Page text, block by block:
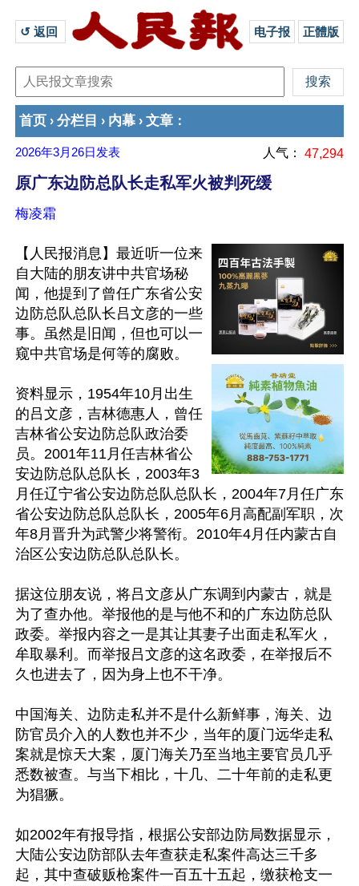
↺ 返回 电子报 正體版
首页 › 分栏目 › 内幕 › 文章 ：
2026年3月26日 发表 人气： 47,294
原广东边防总队长走私军火被判死缓
梅凌霜
【人民报消息】最近听一位来
自大陆的朋友讲中共官场秘
闻，他提到了曾任广东省公安
边防总队总队长吕文彦的一些
事。虽然是旧闻，但也可以一
窥中共官场是何等的腐败。
资料显示，1954年10月出生
的吕文彦，吉林德惠人，曾任
吉林省公安边防总队政治委
员。2001年11月任吉林省公
安边防总队总队长，2003年3
月任辽宁省公安边防总队总队长，2004年7月任广东
省公安边防总队总队长，2005年6月高配副军职，次
年8月晋升为武警少将警衔。2010年4月任内蒙古自
治区公安边防总队总队长。
据这位朋友说，将吕文彦从广东调到内蒙古，就是
为了查办他。举报他的是与他不和的广东边防总队
政委。举报内容之一是其让其妻子出面走私军火，
牟取暴利。而举报吕文彦的这名政委，在举报后不
久也进去了，因为身上也不干净。
中国海关、边防走私并不是什么新鲜事，海关、边
防官员介入的人数也并不少，当年的厦门远华走私
案就是惊天大案，厦门海关乃至当地主要官员几乎
悉数被查。与当下相比，十几、二十年前的走私更
为猖獗。
如2002年有报导指，根据公安部边防局数据显示，
大陆公安边防部队去年查获走私案件高达三千多
起，其中查破贩枪案件一百五十五起，缴获枪支一